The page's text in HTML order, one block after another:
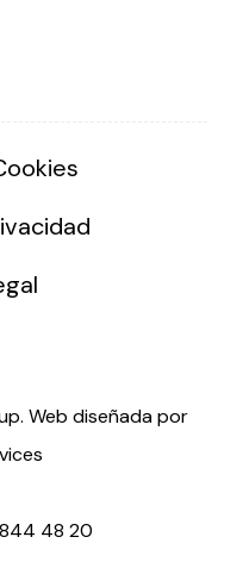
Web diseñada por
48 20